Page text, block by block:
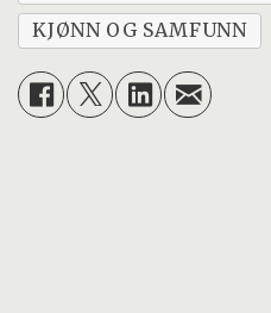
KJØNN OG SAMFUNN